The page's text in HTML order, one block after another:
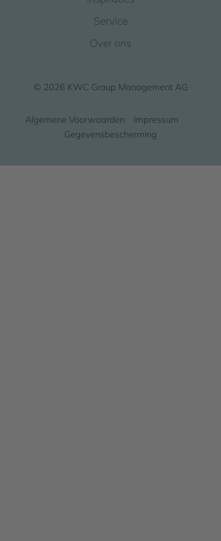
Service
Over ons
© 2026 KWC Group Management AG
Algemene Voorwaarden
Impressum
Gegevensbescherming